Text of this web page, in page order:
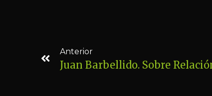
Anterior